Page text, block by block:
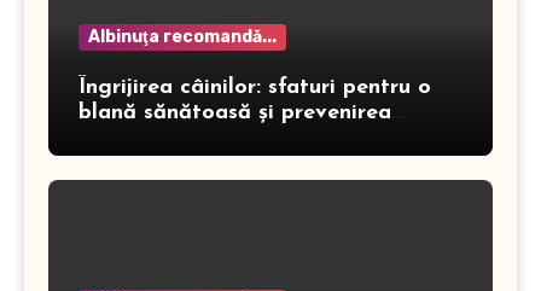
Albinuţa recomandă...
Îngrijirea câinilor: sfaturi pentru o
blană sănătoasă și prevenirea